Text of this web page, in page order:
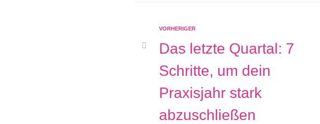
VORHERIGER
Das letzte Quartal: 7
Schritte, um dein
Praxisjahr stark
abzuschließen